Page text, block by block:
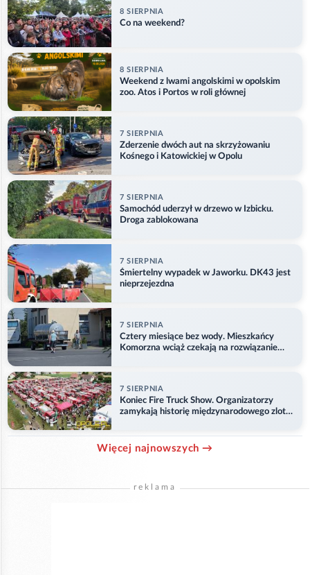
8 SIERPNIA
Co na weekend?
8 SIERPNIA
Weekend z lwami angolskimi w opolskim
zoo. Atos i Portos w roli głównej
7 SIERPNIA
Zderzenie dwóch aut na skrzyżowaniu
Kośnego i Katowickiej w Opolu
7 SIERPNIA
Samochód uderzył w drzewo w Izbicku.
Droga zablokowana
7 SIERPNIA
Śmiertelny wypadek w Jaworku. DK43 jest
nieprzejezdna
7 SIERPNIA
Cztery miesiące bez wody. Mieszkańcy
Komorzna wciąż czekają na rozwiązanie
7 SIERPNIA
Koniec Fire Truck Show. Organizatorzy
zamykają historię międzynarodowego zlotu
Więcej najnowszych →
reklama